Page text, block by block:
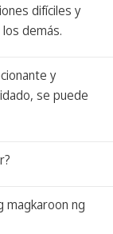
difíciles y
demás.
y
se puede
magkaroon ng